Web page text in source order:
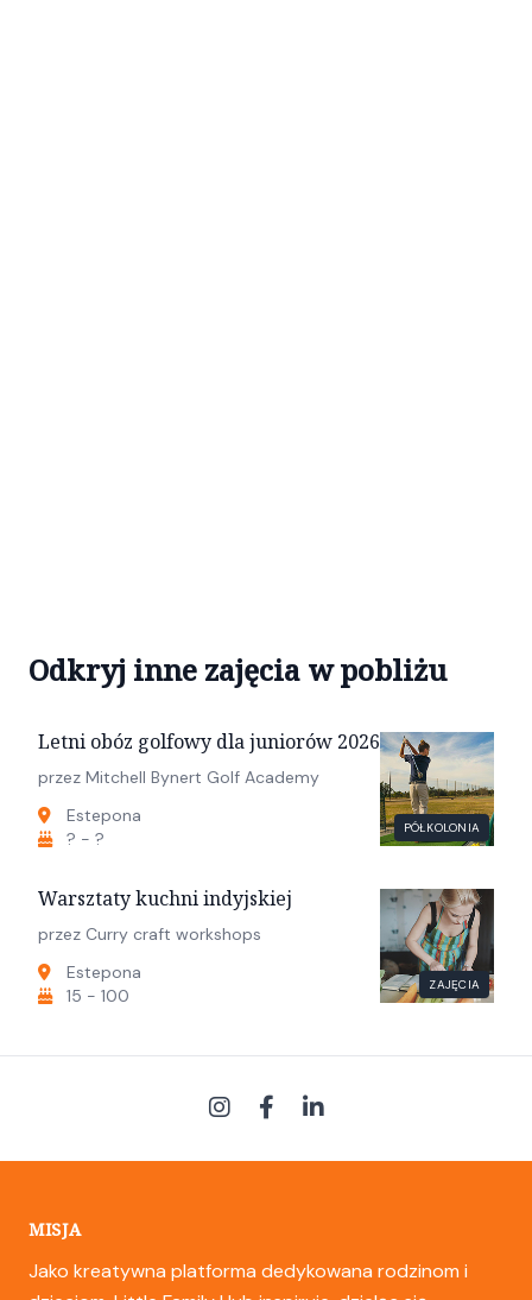
Odkryj inne zajęcia w pobliżu
PÓŁKOLONIA
Letni obóz golfowy dla juniorów 2026
przez Mitchell Bynert Golf Academy
Estepona
? - ?
ZAJĘCIA
Warsztaty kuchni indyjskiej
przez Curry craft workshops
Estepona
15 - 100
MISJA
Jako kreatywna platforma dedykowana rodzinom i